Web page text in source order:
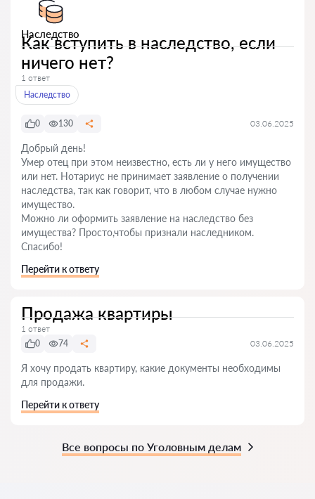
Наследство
Как вступить в наследство, если
ничего нет?
1 ответ
Наследство
0 130 03.06.2025
Добрый день!
Умер отец при этом неизвестно, есть ли у него имущество
или нет. Нотариус не принимает заявление о получении
наследства, так как говорит, что в любом случае нужно
имущество.
Можно ли оформить заявление на наследство без
имущества? Просто,чтобы признали наследником.
Спасибо!
Перейти к ответу
Продажа квартиры
1 ответ
0
74 03.06.2025
Я хочу продать квартиру, какие документы необходимы
для продажи.
Перейти к ответу
Все вопросы по Уголовным делам